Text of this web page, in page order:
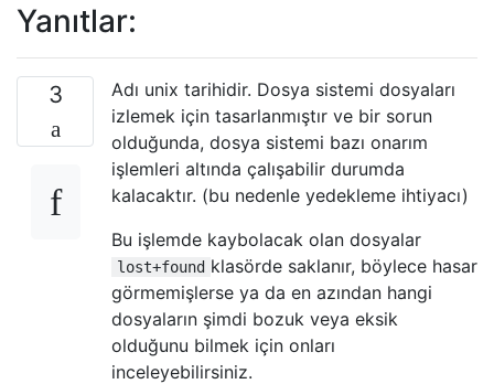
Yanıtlar:
3
Adı unix tarihidir. Dosya sistemi dosyaları
izlemek için tasarlanmıştır ve bir sorun
olduğunda, dosya sistemi bazı onarım
işlemleri altında çalışabilir durumda
kalacaktır. (bu nedenle yedekleme ihtiyacı)
Bu işlemde kaybolacak olan dosyalar
lost+found klasörde saklanır, böylece hasar
görmemişlerse ya da en azından hangi
dosyaların şimdi bozuk veya eksik
olduğunu bilmek için onları
inceleyebilirsiniz.